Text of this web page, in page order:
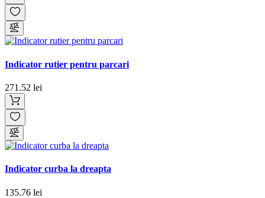
Indicator rutier pentru parcari
271.52 lei
Indicator curba la dreapta
135.76 lei